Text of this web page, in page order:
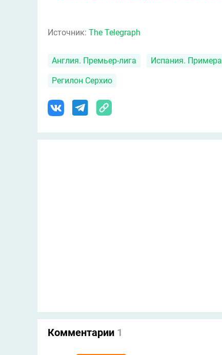
Источник: The Telegraph
Англия. Премьер-лига Испания. Примера
Регилон Серхио
Комментарии 1